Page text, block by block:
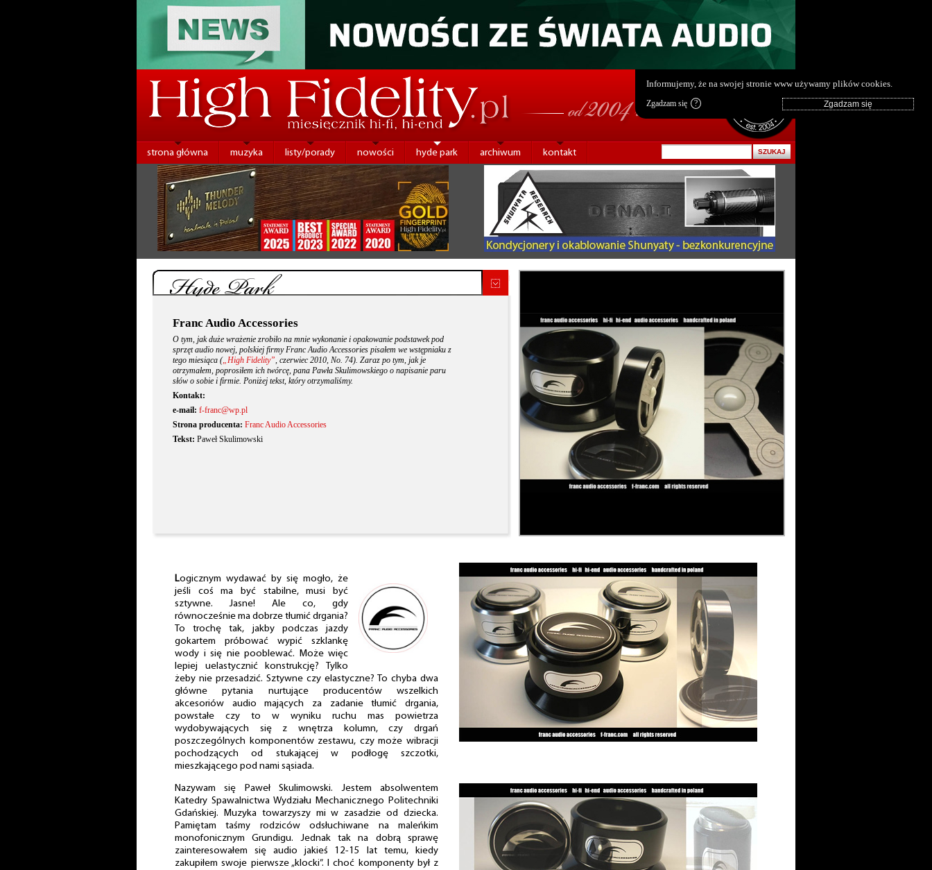
strona główna muzyka listy/porady nowości hyde park archiwum kontakt
Hyde Park
Franc Audio Accessories
O tym, jak duże wrażenie zrobiło na mnie wykonanie i opakowanie podstawek pod
sprzęt audio nowej, polskiej firmy Franc Audio Accessories pisałem we wstępniaku z
tego miesiąca („High Fidelity”, czerwiec 2010, No. 74). Zaraz po tym, jak je
otrzymałem, poprosiłem ich twórcę, pana Pawła Skulimowskiego o napisanie paru
słów o sobie i firmie. Poniżej tekst, który otrzymaliśmy.
Kontakt:
e-mail: f-franc@wp.pl
Strona producenta: Franc Audio Accessories
Tekst: Paweł Skulimowski
Logicznym wydawać by się mogło, że
jeśli coś ma być stabilne, musi być
sztywne. Jasne! Ale co, gdy
równocześnie ma dobrze tłumić drgania?
To trochę tak, jakby podczas jazdy
gokartem próbować wypić szklankę
wody i się nie pooblewać. Może więc
lepiej uelastycznić konstrukcję? Tylko
żeby nie przesadzić. Sztywne czy elastyczne? To chyba dwa
główne pytania nurtujące producentów wszelkich
akcesoriów audio mających za zadanie tłumić drgania,
powstałe czy to w wyniku ruchu mas powietrza
wydobywających się z wnętrza kolumn, czy drgań
poszczególnych komponentów zestawu, czy może wibracji
pochodzących od stukającej w podłogę szczotki,
mieszkającego pod nami sąsiada.
Nazywam się Paweł Skulimowski. Jestem absolwentem
Katedry Spawalnictwa Wydziału Mechanicznego Politechniki
Gdańskiej. Muzyka towarzyszy mi w zasadzie od dziecka.
Pamiętam taśmy rodziców odsłuchiwane na maleńkim
monofonicznym Grundigu. Jednak tak na dobrą sprawę
zainteresowałem się audio jakieś 12-15 lat temu, kiedy
zakupiłem swoje pierwsze „klocki”. I choć komponenty był z
Informujemy, że na swojej stronie www używamy plików cookies.
Zgadzam się ?